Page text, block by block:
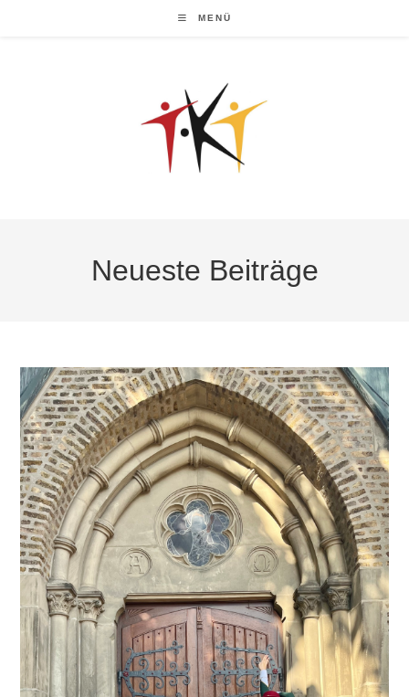
MENÜ
Neueste Beiträge